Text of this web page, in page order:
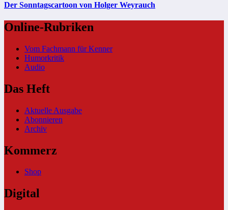
Der Sonntagscartoon von Holger Weyrauch
Online-Rubriken
Vom Fachmann für Kenner
Humorkritik
Audio
Das Heft
Aktuelle Ausgabe
Abonnieren
Archiv
Kommerz
Shop
Digital